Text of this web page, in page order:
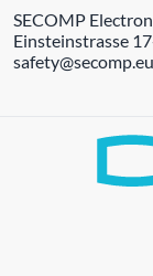
SECOMP
Einsteinstrasse
safety@secomp.eu